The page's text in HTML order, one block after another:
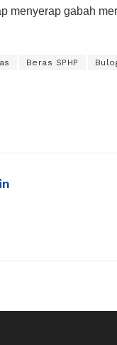
menyerap gabah
Beras SPHP